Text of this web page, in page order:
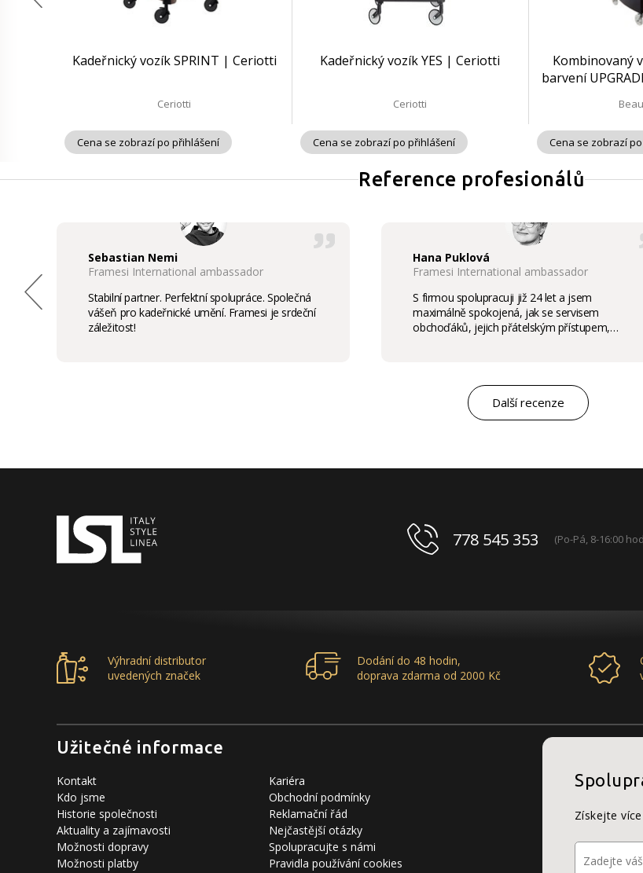
Kadeřnický vozík SPRINT | Ceriotti
Ceriotti
Cena se zobrazí po přihlášení
Kadeřnický vozík YES | Ceriotti
Ceriotti
Cena se zobrazí po přihlášení
Kombinovaný
barvení
Cena se zobrazí
Reference profesionálů
Sebastian Nemi
Framesi International ambassador
Stabilní partner. Perfektní spolupráce. Společná
vášeň pro kadeřnické umění. Framesi je srdeční
záležitost!
Hana Puklová
Framesi International ambassador
S firmou spolupracuji již 24 let a jsem
maximálně spokojená, jak se servisem
obchoďáků, jejich přátelským přístupem,
marketingovým servisem. Pro mě je to po těch
letech „druhá rodina“. Myslím, že ty roky
spolupráce mluví za vše.
Další recenze
778 545 353 (Po-Pá, 8-16:00
Výhradní distributor
uvedených značek
Dodání do 48 hodin,
doprava zdarma od 2000 Kč
Užitečné informace
Kontakt
Kdo jsme
Historie společnosti
Aktuality a zajímavosti
Možnosti dopravy
Možnosti platby
Kariéra
Obchodní podmínky
Reklamační řád
Nejčastější otázky
Spolupracujte s námi
Pravidla používání cookies
Získejte